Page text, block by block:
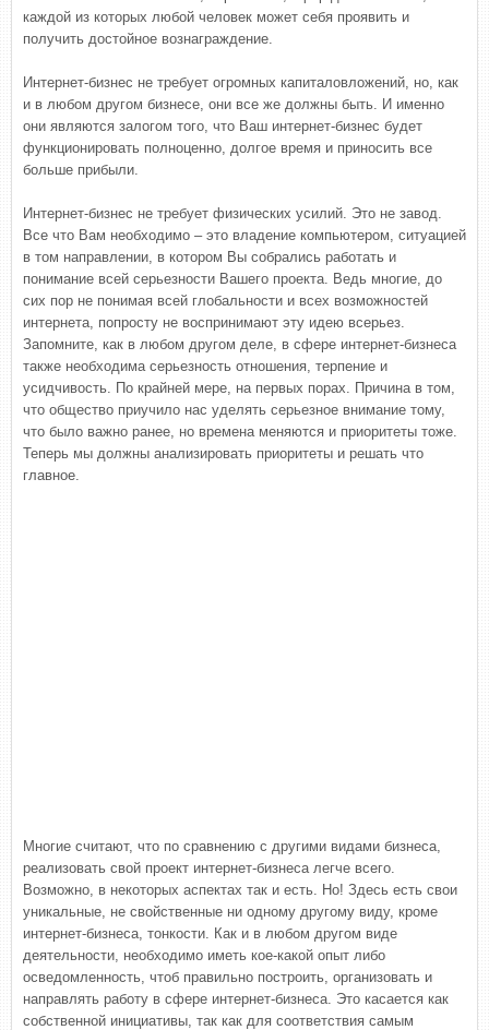
каждой из которых любой человек может себя проявить и
получить достойное вознаграждение.
Интернет-бизнес не требует огромных капиталовложений, но, как
и в любом другом бизнесе, они все же должны быть. И именно
они являются залогом того, что Ваш интернет-бизнес будет
функционировать полноценно, долгое время и приносить все
больше прибыли.
Интернет-бизнес не требует физических усилий. Это не завод.
Все что Вам необходимо – это владение компьютером, ситуацией
в том направлении, в котором Вы собрались работать и
понимание всей серьезности Вашего проекта. Ведь многие, до
сих пор не понимая всей глобальности и всех возможностей
интернета, попросту не воспринимают эту идею всерьез.
Запомните, как в любом другом деле, в сфере интернет-бизнеса
также необходима серьезность отношения, терпение и
усидчивость. По крайней мере, на первых порах. Причина в том,
что общество приучило нас уделять серьезное внимание тому,
что было важно ранее, но времена меняются и приоритеты тоже.
Теперь мы должны анализировать приоритеты и решать что
главное.
Многие считают, что по сравнению с другими видами бизнеса,
реализовать свой проект интернет-бизнеса легче всего.
Возможно, в некоторых аспектах так и есть. Но! Здесь есть свои
уникальные, не свойственные ни одному другому виду, кроме
интернет-бизнеса, тонкости. Как и в любом другом виде
деятельности, необходимо иметь кое-какой опыт либо
осведомленность, чтоб правильно построить, организовать и
направлять работу в сфере интернет-бизнеса. Это касается как
собственной инициативы, так как для соответствия самым